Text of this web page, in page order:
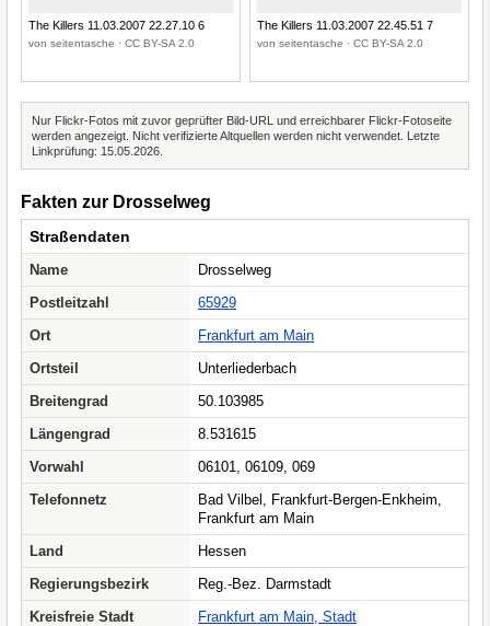
The Killers 11.03.2007 22.27.10 6
von seitentasche · CC BY-SA 2.0
The Killers 11.03.2007 22.45.51 7
von seitentasche · CC BY-SA 2.0
Nur Flickr-Fotos mit zuvor geprüfter Bild-URL und erreichbarer Flickr-Fotoseite
werden angezeigt. Nicht verifizierte Altquellen werden nicht verwendet. Letzte
Linkprüfung: 15.05.2026.
Fakten zur Drosselweg
Straßendaten
Name
Drosselweg
Postleitzahl
65929
Ort
Frankfurt am Main
Ortsteil
Unterliederbach
Breitengrad
50.103985
Längengrad
8.531615
Vorwahl
06101, 06109, 069
Telefonnetz
Bad Vilbel, Frankfurt-Bergen-Enkheim,
Frankfurt am Main
Land
Hessen
Regierungsbezirk
Reg.-Bez. Darmstadt
Kreisfreie Stadt
Frankfurt am Main, Stadt